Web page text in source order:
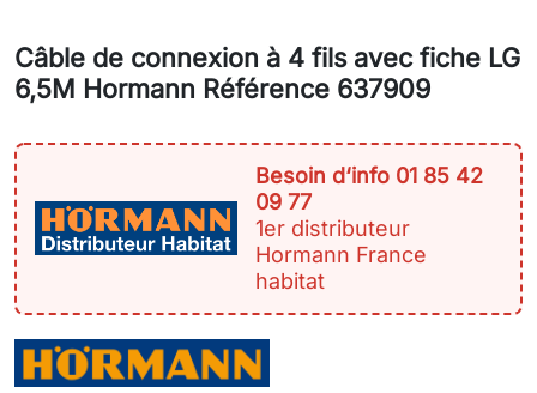
Câble de connexion à 4 fils avec fiche LG
6,5M Hormann Référence 637909
Besoin d‘info 01 85 42
09 77
1er distributeur
Hormann France
habitat